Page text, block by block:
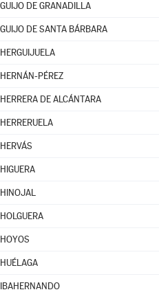
GUIJO DE GRANADILLA
GUIJO DE SANTA BÁRBARA
HERGUIJUELA
HERNÁN-PÉREZ
HERRERA DE ALCÁNTARA
HERRERUELA
HERVÁS
HIGUERA
HINOJAL
HOLGUERA
HOYOS
HUÉLAGA
IBAHERNANDO